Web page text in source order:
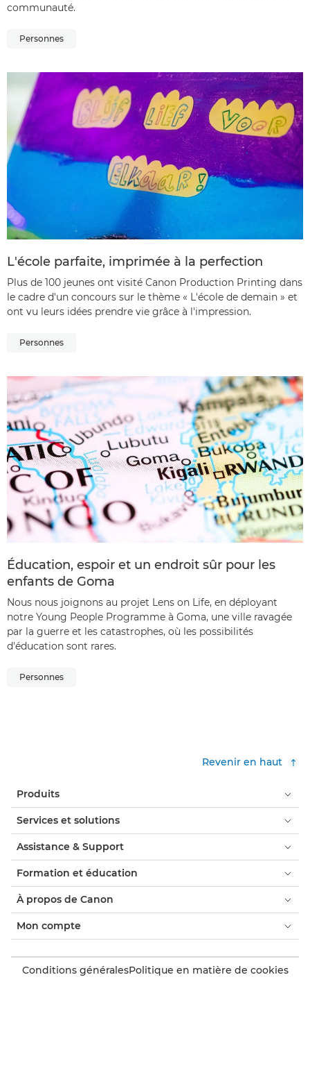
communauté.
Personnes
L'école parfaite, imprimée à la perfection
Plus de 100 jeunes ont visité Canon Production Printing dans
le cadre d'un concours sur le thème « L'école de demain » et
ont vu leurs idées prendre vie grâce à l'impression.
Personnes
Éducation, espoir et un endroit sûr pour les
enfants de Goma
Nous nous joignons au projet Lens on Life, en déployant
notre Young People Programme à Goma, une ville ravagée
par la guerre et les catastrophes, où les possibilités
d'éducation sont rares.
Personnes
Revenir en haut
Produits
Services et solutions
Assistance & Support
Formation et éducation
À propos de Canon
Mon compte
Conditions généralesPolitique en matière de cookies